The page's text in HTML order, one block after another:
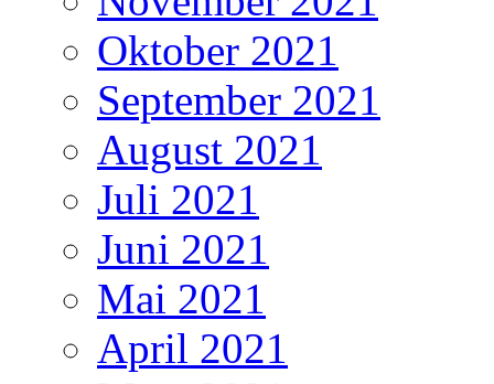
Oktober 2021
September 2021
August 2021
Juli 2021
Juni 2021
Mai 2021
April 2021